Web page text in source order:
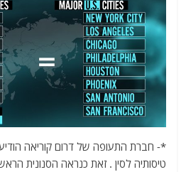
*- חברת התעופה של דרום קוריאה
טיסותיה לסין . זאת כנראה הסנונית